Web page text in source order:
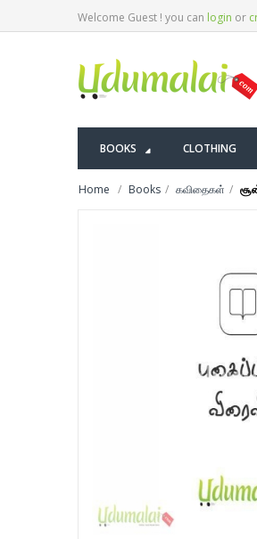
Welcome Guest ! you can login or
BOOKS CLOTHING
Home Books கவிதைகள்